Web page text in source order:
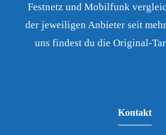
Festnetz und Mobilfunk
der jeweiligen Anbieter seit
uns findest du die Original-
Kontakt